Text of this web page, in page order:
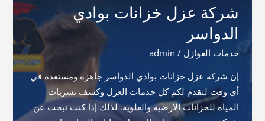
شركة عزل خزانات بوادي
الدواسر
خدمات العوازل /
admin
إن شركة عزل خزانات بوادي الدواسر جاهزة ومستعدة في
أي وقت لتقدم لكم كل خدمات العزل وكشف تسربات
المياه للخزانات الارضية والعلوية. لذلك إذا كنت تبحث عن